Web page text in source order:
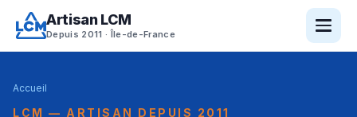
Artisan LCM
Depuis 2011 · Île-de-France
Accueil
LCM — ARTISAN DEPUIS 2011